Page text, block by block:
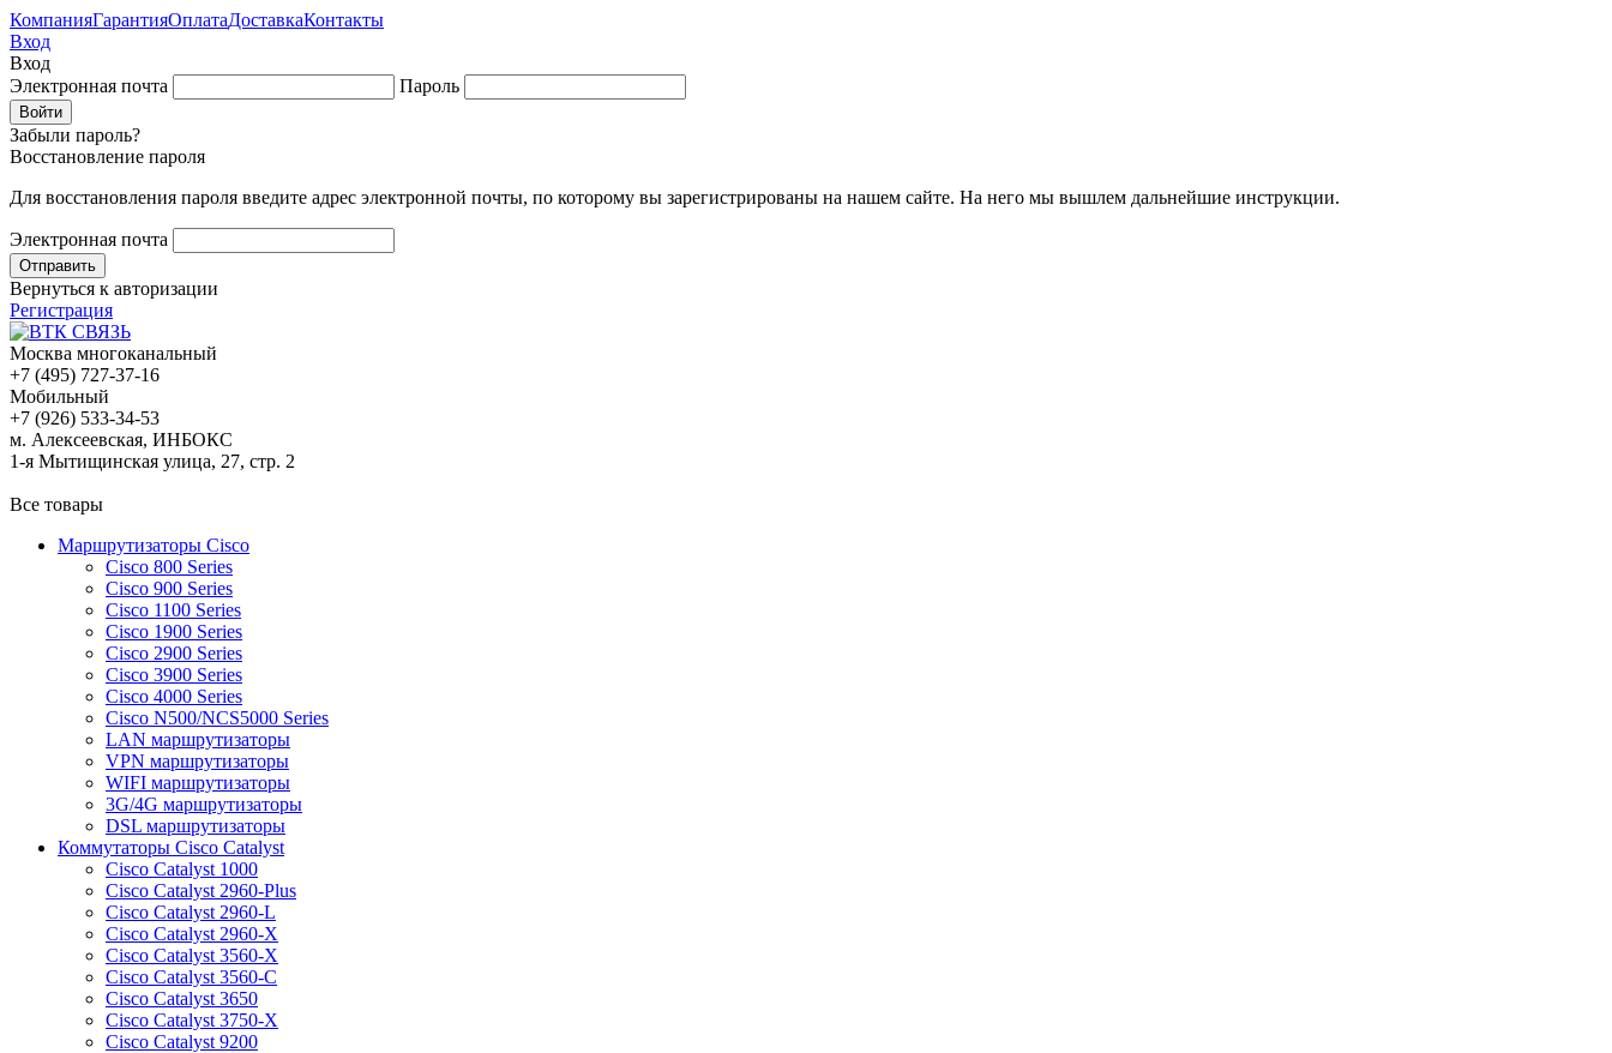
КомпанияГарантияОплатаДоставкаКонтакты
Вход
Вход
Электронная почта
Пароль
Забыли пароль?
Восстановление пароля
Для восстановления пароля введите адрес электронной почты, по которому вы зарегистрированы на нашем сайте. На него мы вышлем дальнейшие инструкции.
Электронная почта
Вернуться к авторизации
Регистрация
Москва многоканальный
+7 (495) 727-37-16
Мобильный
+7 (926) 533-34-53
м. Алексеевская, ИНБОКС
1-я Мытищинская улица, 27, стр. 2
Все товары
Маршрутизаторы Cisco
Cisco 800 Series
Cisco 900 Series
Cisco 1100 Series
Cisco 1900 Series
Cisco 2900 Series
Cisco 3900 Series
Cisco 4000 Series
Cisco N500/NCS5000 Series
LAN маршрутизаторы
VPN маршрутизаторы
WIFI маршрутизаторы
3G/4G маршрутизаторы
DSL маршрутизаторы
Коммутаторы Cisco Catalyst
Cisco Catalyst 1000
Cisco Catalyst 2960-Plus
Cisco Catalyst 2960-L
Cisco Catalyst 2960-X
Cisco Catalyst 3560-X
Cisco Catalyst 3560-C
Cisco Catalyst 3650
Cisco Catalyst 3750-X
Cisco Catalyst 9200